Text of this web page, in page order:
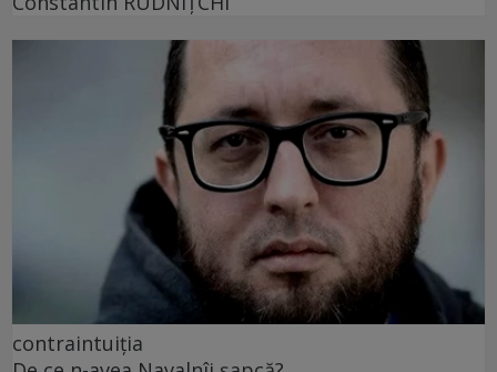
contraintuiția